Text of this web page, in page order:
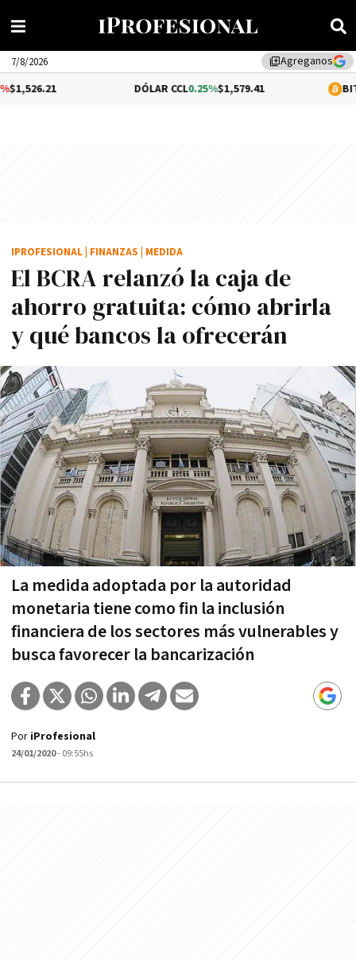
library_addAgreganos
7/8/2026
0.25%$1,579.41 1.14%
El BCRA relanzó la caja de
ahorro gratuita: cómo abrirla
y qué bancos la ofrecerán
La medida adoptada por la autoridad
monetaria tiene como fin la inclusión
financiera de los sectores más vulnerables y
busca favorecer la bancarización
IPROFESIONAL FINANZAS MEDIDA
Por iProfesional
24/01/2020- 09:55hs